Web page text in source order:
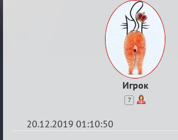
Игрок
7
20.12.2019 01:10:50